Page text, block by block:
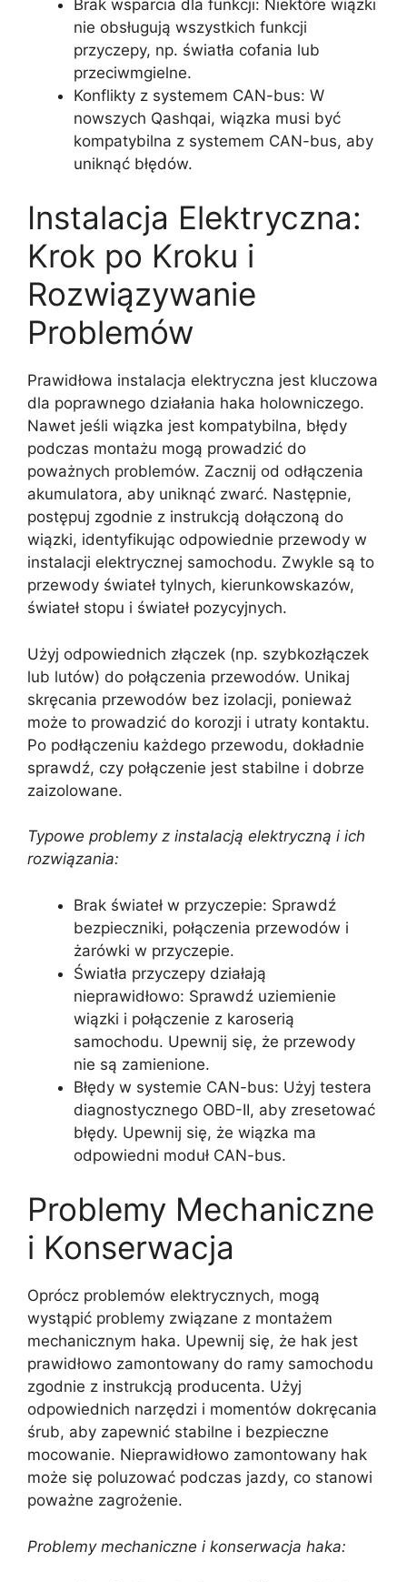
Brak wsparcia dla funkcji: Niektóre wiązki
nie obsługują wszystkich funkcji
przyczepy, np. światła cofania lub
przeciwmgielne.
Konflikty z systemem CAN-bus: W
nowszych Qashqai, wiązka musi być
kompatybilna z systemem CAN-bus, aby
uniknąć błędów.
Instalacja Elektryczna:
Krok po Kroku i
Rozwiązywanie
Problemów
Prawidłowa instalacja elektryczna jest kluczowa
dla poprawnego działania haka holowniczego.
Nawet jeśli wiązka jest kompatybilna, błędy
podczas montażu mogą prowadzić do
poważnych problemów. Zacznij od odłączenia
akumulatora, aby uniknąć zwarć. Następnie,
postępuj zgodnie z instrukcją dołączoną do
wiązki, identyfikując odpowiednie przewody w
instalacji elektrycznej samochodu. Zwykle są to
przewody świateł tylnych, kierunkowskazów,
świateł stopu i świateł pozycyjnych.
Użyj odpowiednich złączek (np. szybkozłączek
lub lutów) do połączenia przewodów. Unikaj
skręcania przewodów bez izolacji, ponieważ
może to prowadzić do korozji i utraty kontaktu.
Po podłączeniu każdego przewodu, dokładnie
sprawdź, czy połączenie jest stabilne i dobrze
zaizolowane.
Typowe problemy z instalacją elektryczną i ich
rozwiązania:
Brak świateł w przyczepie: Sprawdź
bezpieczniki, połączenia przewodów i
żarówki w przyczepie.
Światła przyczepy działają
nieprawidłowo: Sprawdź uziemienie
wiązki i połączenie z karoserią
samochodu. Upewnij się, że przewody
nie są zamienione.
Błędy w systemie CAN-bus: Użyj testera
diagnostycznego OBD-II, aby zresetować
błędy. Upewnij się, że wiązka ma
odpowiedni moduł CAN-bus.
Problemy Mechaniczne
i Konserwacja
Oprócz problemów elektrycznych, mogą
wystąpić problemy związane z montażem
mechanicznym haka. Upewnij się, że hak jest
prawidłowo zamontowany do ramy samochodu
zgodnie z instrukcją producenta. Użyj
odpowiednich narzędzi i momentów dokręcania
śrub, aby zapewnić stabilne i bezpieczne
mocowanie. Nieprawidłowo zamontowany hak
może się poluzować podczas jazdy, co stanowi
poważne zagrożenie.
Problemy mechaniczne i konserwacja haka: